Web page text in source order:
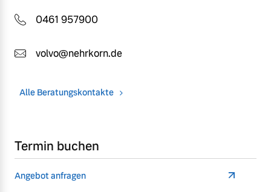
0461 957900
volvo@nehrkorn.de
Alle Beratungskontakte
Termin buchen
Angebot anfragen